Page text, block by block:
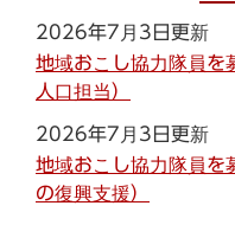
2026年7月3日更新
地域おこし協力隊員を
人口担当）
2026年7月3日更新
地域おこし協力隊員を
の復興支援）